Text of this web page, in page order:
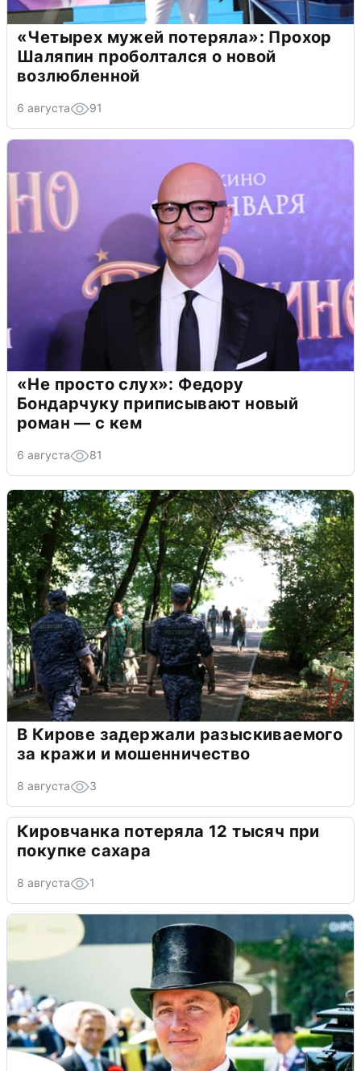
«Четырех мужей потеряла»: Прохор
Шаляпин проболтался о новой
возлюбленной
6 августа 91
«Не просто слух»: Федору
Бондарчуку приписывают новый
роман — с кем
6 августа 81
В Кирове задержали разыскиваемого
за кражи и мошенничество
8 августа 3
Кировчанка потеряла 12 тысяч при
покупке сахара
8 августа 1